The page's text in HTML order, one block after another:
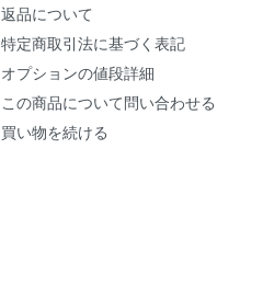
返品について
特定商取引法に基づく表記
オプションの値段詳細
この商品について問い合わせる
買い物を続ける